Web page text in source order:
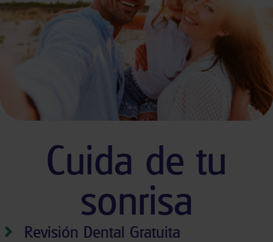
Cuida de tu
sonrisa
Revisión Dental Gratuita